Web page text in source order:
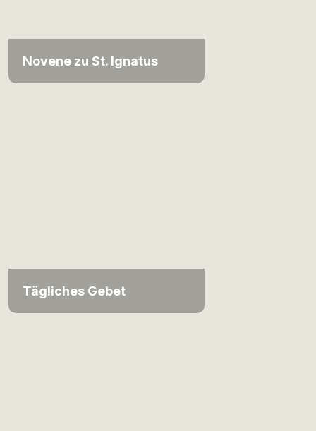
Novene zu St. Ignatus
Tägliches Gebet